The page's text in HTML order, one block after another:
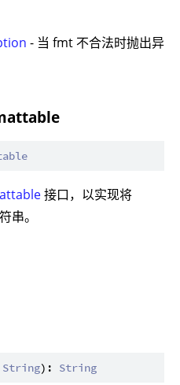
- 当 fmt 不合法时抛出异
接口，以实现将
串。
String): String